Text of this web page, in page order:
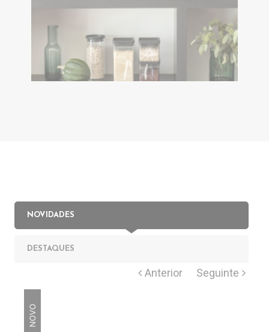
NOVIDADES
DESTAQUES
NOVO